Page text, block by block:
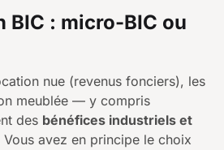
BIC : micro-BIC ou
nue (revenus fonciers), les
meublée — y compris
des bénéfices industriels et
Vous avez en principe le choix